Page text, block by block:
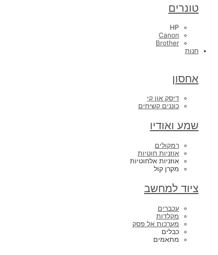
טונרים
HP
Canon
Brother
חנות
אחסון
דיסק און קי
כוננים קשיחים
שמע ואודיו
רמקולים
אוזניות חוטיות
אוזניות אלחוטיות
מקרן קול
ציוד למחשב
עכברים
מקלדות
מערכות אל פסק
כבלים
מתאמים